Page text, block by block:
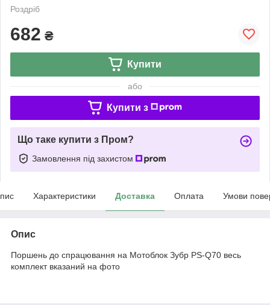
Роздріб
682 ₴
Купити
або
Купити з
Що таке купити з Пром?
Замовлення під захистом
Характеристики Доставка Оплата Умови
Опис
Поршень до спрацювання на Мотоблок Зубр PS-Q70 весь
комплект вказаний на фото